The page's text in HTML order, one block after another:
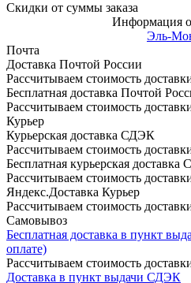
Скидки от суммы заказа
Информация о
Эль-
Почта
Доставка Почтой России
Рассчитываем стоимость
Бесплатная доставка Почтой
Рассчитываем стоимость
Курьер
Курьерская доставка СДЭК
Рассчитываем стоимость
Бесплатная курьерская
Рассчитываем стоимость
Яндекс.Доставка Курьер
Рассчитываем стоимость
Самовывоз
Бесплатная доставка в пункт
оплате)
Рассчитываем стоимость
Доставка в пункт выдачи СДЭК